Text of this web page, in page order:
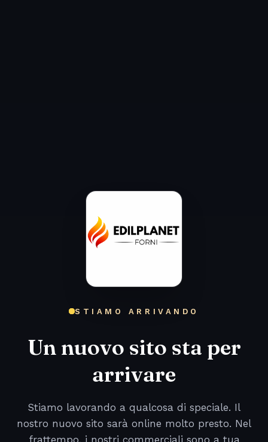
STIAMO ARRIVANDO
Un nuovo sito sta per
arrivare
Stiamo lavorando a qualcosa di speciale. Il
nostro nuovo sito sarà online molto presto. Nel
frattempo, i nostri commerciali sono a tua